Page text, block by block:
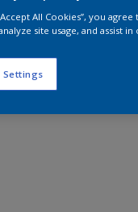
All Cookies”, you
site usage, and assist
Settings